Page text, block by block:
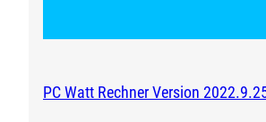
PC Watt Rechner Version